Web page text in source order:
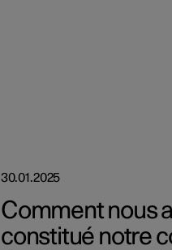
30.01.2025
Comment nous
constitué notre